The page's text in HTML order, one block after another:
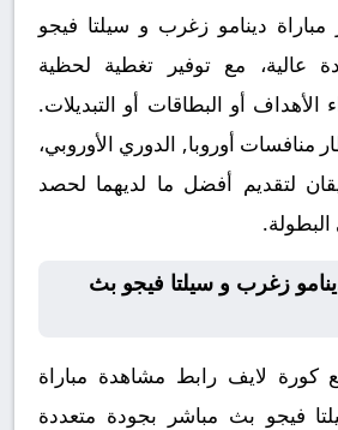
دينامو زغرب و سيلتا فيجو
عالية، مع توفير تغطية لحظية
الأهداف أو البطاقات أو التبديلات.
منافسات أوروبا, الدوري الأوروبي،
لتقديم أفضل ما لديهما لحصد
زغرب و سيلتا فيجو بث
كورة لايف رابط مشاهدة مباراة
فيجو بث مباشر بجودة متعددة